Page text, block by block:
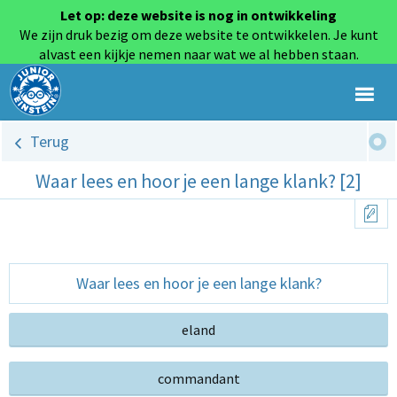
Let op: deze website is nog in ontwikkeling
We zijn druk bezig om deze website te ontwikkelen. Je kunt
alvast een kijkje nemen naar wat we al hebben staan.
Terug
Waar lees en hoor je een lange klank? [2]
Waar lees en hoor je een lange klank?
eland
commandant